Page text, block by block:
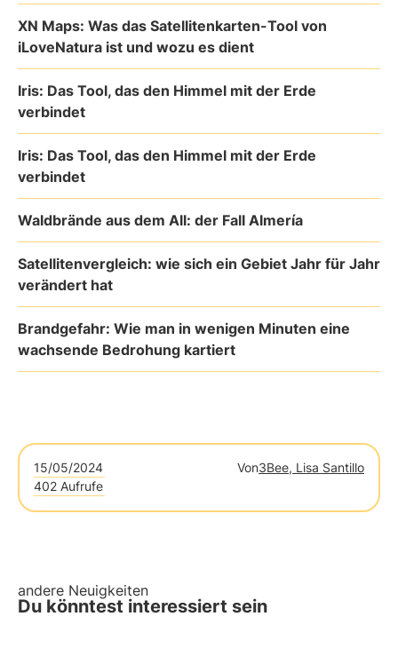
XN Maps: Was das Satellitenkarten-Tool von
iLoveNatura ist und wozu es dient
Iris: Das Tool, das den Himmel mit der Erde
verbindet
Iris: Das Tool, das den Himmel mit der Erde
verbindet
Waldbrände aus dem All: der Fall Almería
Satellitenvergleich: wie sich ein Gebiet Jahr für Jahr
verändert hat
Brandgefahr: Wie man in wenigen Minuten eine
wachsende Bedrohung kartiert
15/05/2024 Von3Bee, Lisa Santillo
402 Aufrufe
andere Neuigkeiten
Du könntest interessiert sein